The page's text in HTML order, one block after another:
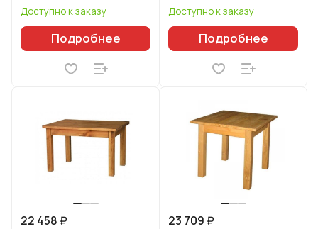
Доступно к заказу
Подробнее
Доступно к заказу
Подробнее
22 458 ₽
23 709 ₽